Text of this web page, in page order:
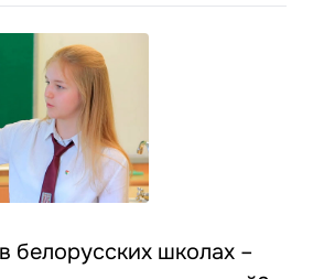
белорусских школах –